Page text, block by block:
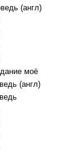
(англ)
моё
(англ)